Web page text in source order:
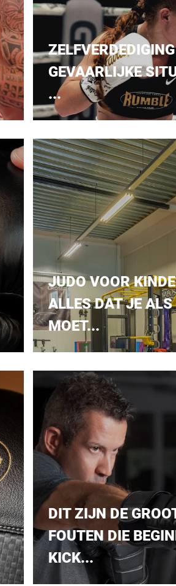
GEVAARLIJKE
...
JUDO VOOR
ALLES DAT JE ALS
MOET...
DIT ZIJN DE
FOUTEN DIE
KICK...